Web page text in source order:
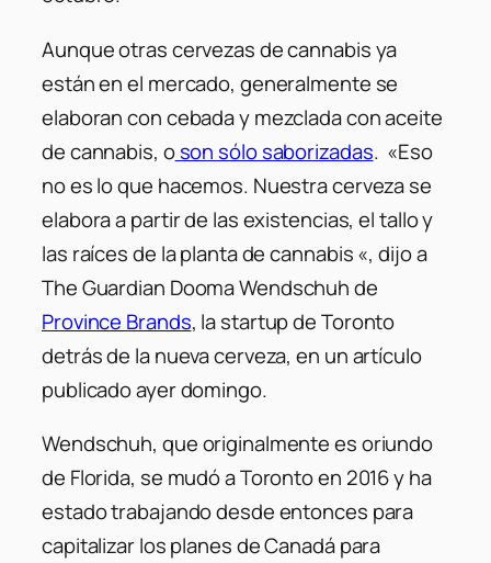
Aunque otras cervezas de cannabis ya
están en el mercado, generalmente se
elaboran con cebada y mezclada con aceite
de cannabis, oson sólo saborizadas. «Eso
no es lo que hacemos. Nuestra cerveza se
elabora a partir de las existencias, el tallo y
las raíces de la planta de cannabis «, dijo a
The Guardian Dooma Wendschuh de
Province Brands, la startup de Toronto
detrás de la nueva cerveza, en un artículo
publicado ayer domingo.
Wendschuh, que originalmente es oriundo
de Florida, se mudó a Toronto en 2016 y ha
estado trabajando desde entonces para
capitalizar los planes de Canadá para